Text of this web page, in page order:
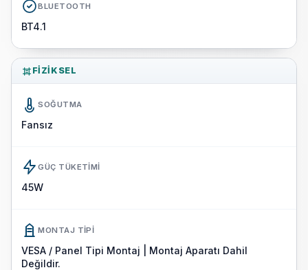
BLUETOOTH
BT4.1
FIZIKSEL
SOĞUTMA
Fansız
GÜÇ TÜKETIMI
45W
MONTAJ TIPI
VESA / Panel Tipi Montaj | Montaj Aparatı Dahil
Değildir.